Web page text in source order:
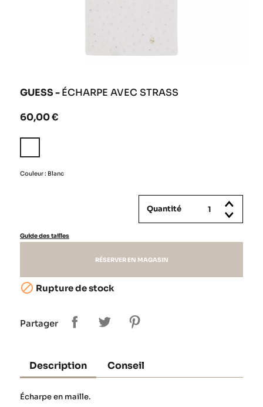
GUESS -ÉCHARPE AVEC STRASS
60,00 €
Couleur : Blanc
Quantité
Guide des tailles
RÉSERVER EN MAGASIN
 Rupture de stock
Partager
Description Conseil
Écharpe en maille.